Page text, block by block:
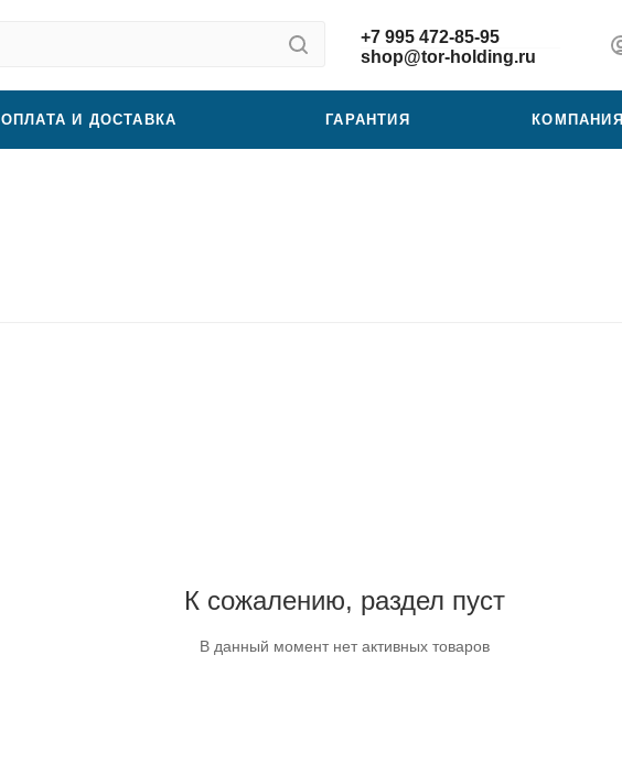
+7 995 472-85-95
shop@tor-holding.ru
ОПЛАТА И ДОСТАВКА ГАРАНТИЯ КОМПАНИЯ
К сожалению, раздел пуст
В данный момент нет активных товаров